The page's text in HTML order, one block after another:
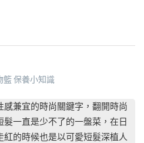
籃 保養小知識
兼宜的時尚關鍵字，翻開時尚
一直是少不了的一盤菜，在日
的時候也是以可愛短髮深植人